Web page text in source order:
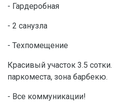
- Гардеробная
- 2 санузла
- Техпомещение
Красивый участок 3.5
паркоместа, зона барбекю.
- Все коммуникации!